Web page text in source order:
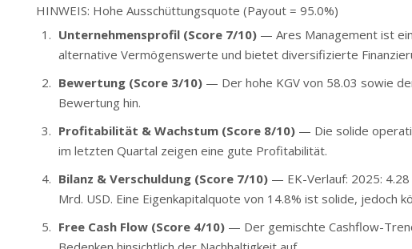
HINWEIS: Hohe Ausschüttungsquote (Payout = 95.0%)
Unternehmensprofil (Score 7/10)— Ares Management ist
alternative Vermögenswerte und bietet diversifizierte
Bewertung (Score 3/10)— Der hohe KGV von 58.03 sowie
Bewertung hin.
Profitabilität & Wachstum (Score 8/10)— Die solide
im letzten Quartal zeigen eine gute Profitabilität.
Bilanz & Verschuldung (Score 7/10)— EK-Verlauf: 2025: 4.28
Mrd. USD. Eine Eigenkapitalquote von 14.8% ist solide, jedoch
Free Cash Flow (Score 4/10)— Der gemischte Cashflow-